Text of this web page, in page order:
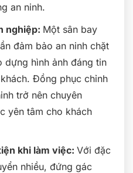
an ninh.
nghiệp: Một sân bay
đảm bảo an ninh chặt
dựng hình ảnh đáng tin
Đồng phục chỉnh
trở nên chuyên
yên tâm cho khách
khi làm việc: Với đặc
nhiều, đứng gác